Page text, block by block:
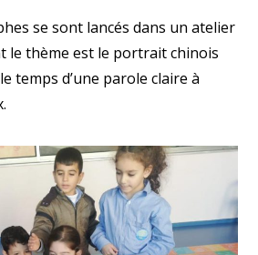
se sont lancés dans un atelier
le thème est le portrait chinois
temps d’une parole claire à